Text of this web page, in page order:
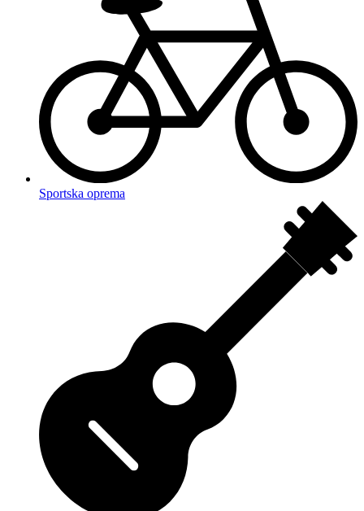
Sportska oprema